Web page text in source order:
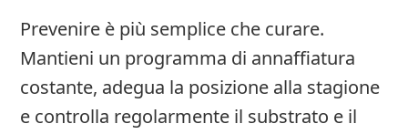
Prevenire è più semplice che curare.
Mantieni un programma di annaffiatura
costante, adegua la posizione alla stagione
e controlla regolarmente il substrato e il